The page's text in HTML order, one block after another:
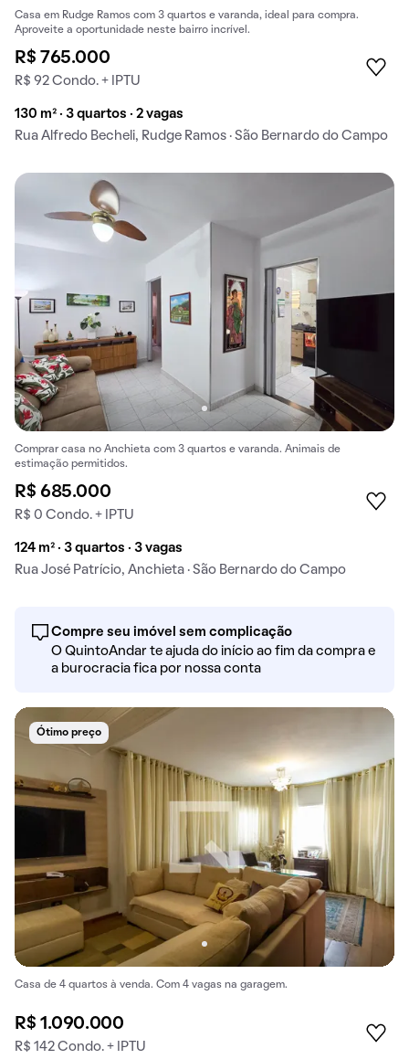
Casa em Rudge Ramos com 3 quartos e varanda, ideal para compra.
Aproveite a oportunidade neste bairro incrível.
R$ 765.000
R$ 92 Condo. + IPTU
130 m² · 3 quartos · 2 vagas
Rua Alfredo Becheli, Rudge Ramos · São Bernardo do Campo
Comprar casa no Anchieta com 3 quartos e varanda. Animais de
estimação permitidos.
R$ 685.000
R$ 0 Condo. + IPTU
124 m² · 3 quartos · 3 vagas
Rua José Patrício, Anchieta · São Bernardo do Campo
Compre seu imóvel sem complicação
O QuintoAndar te ajuda do início ao fim da compra e
a burocracia fica por nossa conta
Ótimo preço
Casa de 4 quartos à venda. Com 4 vagas na garagem.
R$ 1.090.000
R$ 142 Condo. + IPTU